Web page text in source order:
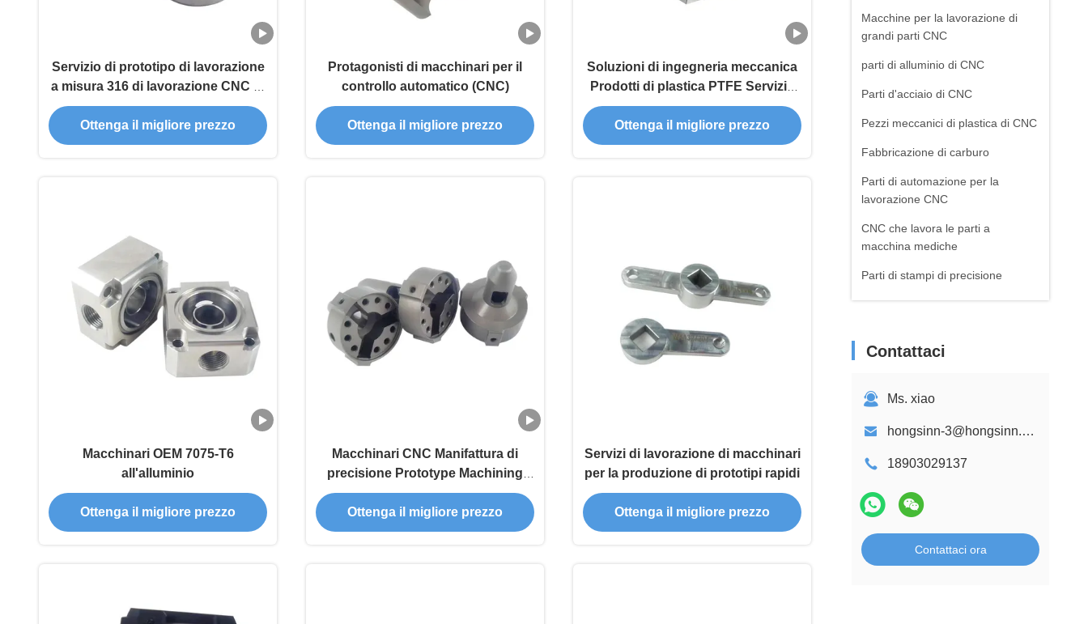
Macchine per la lavorazione di
grandi parti CNC
parti di alluminio di CNC
Parti d'acciaio di CNC
Pezzi meccanici di plastica di CNC
Fabbricazione di carburo
Parti di automazione per la
lavorazione CNC
CNC che lavora le parti a
macchina mediche
Parti di stampi di precisione
servizio del prototipo di CNC
parti di saldatura metallica
Contattaci
Ms. xiao
hongsinn-3@hongsinn.com
18903029137
Contattaci ora
Servizio di prototipo di lavorazione
a misura 316 di lavorazione CNC in
inossidabile
Ottenga il migliore prezzo
Protagonisti di macchinari per il
controllo automatico (CNC)
Ottenga il migliore prezzo
Soluzioni di ingegneria meccanica
Prodotti di plastica PTFE Servizio
di prototipo di lavorazione CNC
Ottenga il migliore prezzo
Macchinari OEM 7075-T6
all'alluminio
Ottenga il migliore prezzo
Macchinari CNC Manifattura di
precisione Prototype Machining
And Design
Ottenga il migliore prezzo
Servizi di lavorazione di macchinari
per la produzione di prototipi rapidi
Ottenga il migliore prezzo